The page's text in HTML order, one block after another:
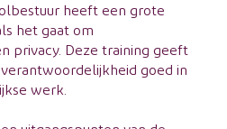
heeft een grote
het gaat om
privacy. Deze training geeft
goed in
werk.